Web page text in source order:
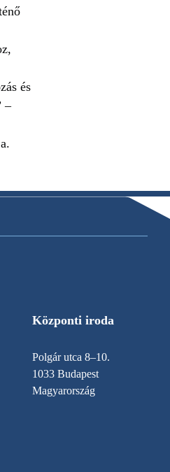
és
–
Központi iroda
Polgár utca 8–10.
1033 Budapest
Magyarország